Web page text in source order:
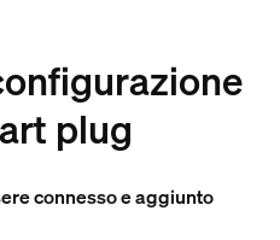
plug
connesso e aggiunto